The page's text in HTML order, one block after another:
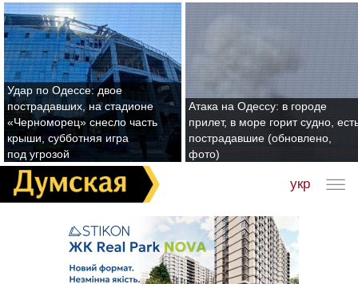
Удар по Одессе: двое
пострадавших, на стадионе
«Черноморец» снесло часть
крыши, субботняя игра
под угрозой
Атака на Одессу: в городе
прилет, в море горит судно,
пострадавшие (обновлено,
фото)
укр